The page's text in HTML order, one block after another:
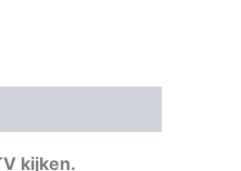
kijken.